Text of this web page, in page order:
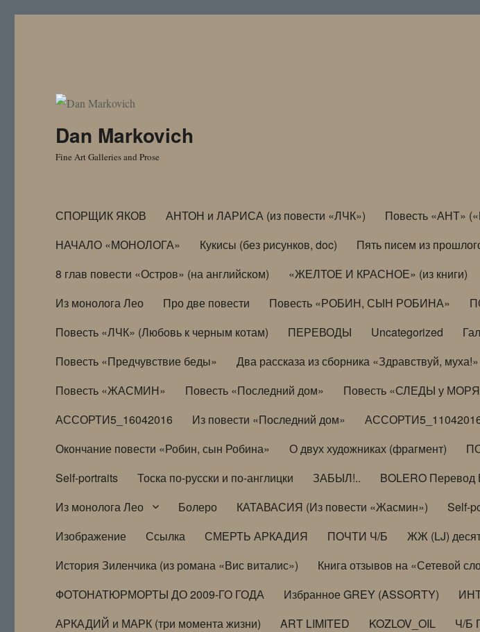
Dan Markovich
Fine Art Galleries and Prose
СПОРЩИК ЯКОВ АНТОН и ЛАРИСА (из повести «ЛЧК») Повесть «АНТ»
НАЧАЛО «МОНОЛОГА»
Кукисы (без рисунков, doc) Пять писем из
8 глав повести «Остров» (на английском)
«ЖЕЛТОЕ И КРАСНОЕ» (из книги)
Из монолога Лео
Про две повести Повесть «РОБИН, СЫН РОБИНА»
Повесть «ЛЧК» (Любовь к черным котам)
ПЕРЕВОДЫ Uncategorized
Повесть «Предчувствие беды»
Два рассказа из сборника «Здравствуй,
Повесть «ЖАСМИН»
Повесть «Последний дом» Повесть «СЛЕДЫ у
АССОРТИ5_16042016
Из повести «Последний дом»
Окончание повести «Робин, сын Робина»
О двух художниках (фрагмент)
Self-portraits
Тоска по-русски и по-англицки ЗАБЫЛ!.. BOLERO
Из монолога Лео
Болеро КАТАВАСИЯ (Из повести «Жасмин») Self-
Изображение
Ссылка СМЕРТЬ АРКАДИЯ ПОЧТИ Ч/Б ЖЖ (LJ)
История Зиленчика (из романа «Вис виталис»)
Книга отзывов на «Сетевой
ФОТОНАТЮРМОРТЫ ДО 2009-ГО ГОДА
Избранное GREY (ASSORTY)
АРКАДИЙ и МАРК (три момента жизни)
ART LIMITED KOZLOV_OIL Ч/Б